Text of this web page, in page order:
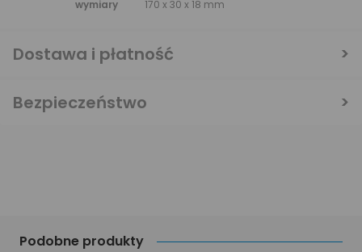
Podobne produkty
wymiary
170 x 30 x 18 mm
Dostawa i płatność
Bezpieczeństwo